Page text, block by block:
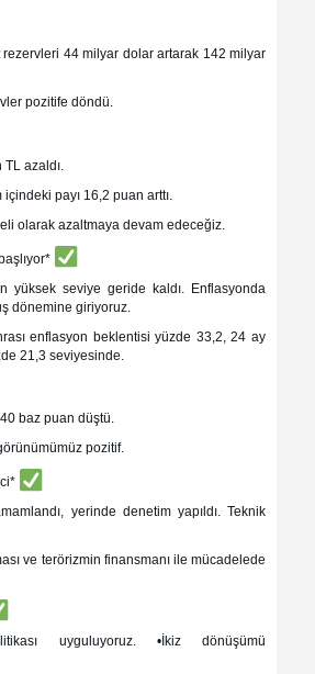
rezervleri 44 milyar dolar artarak 142 milyar
pozitife döndü.
TL azaldı.
içindeki payı 16,2 puan arttı.
olarak azaltmaya devam edeceğiz.
yüksek seviye geride kaldı. Enflasyonda
dönemine giriyoruz.
enflasyon beklentisi yüzde 33,2, 24 ay
21,3 seviyesinde.
baz puan düştü.
pozitif.
yerinde denetim yapıldı. Teknik
ve terörizmin finansmanı ile mücadelede
uyguluyoruz. •İkiz dönüşümü